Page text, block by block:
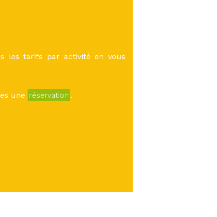
les tarifs par activité en vous
une réservation .